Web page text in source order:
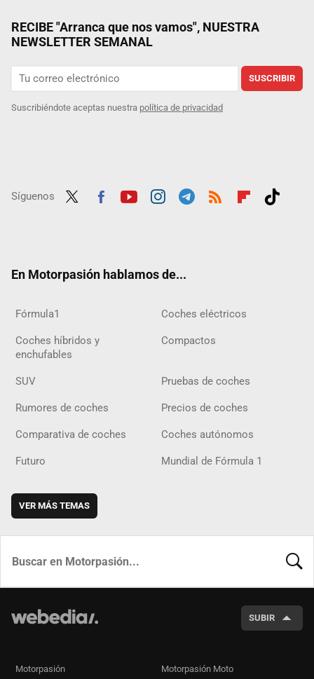
RECIBE "Arranca que nos vamos", NUESTRA
NEWSLETTER SEMANAL
SUSCRIBIR
Suscribiéndote aceptas nuestra política de privacidad
Síguenos
En Motorpasión hablamos de...
Fórmula1 Coches eléctricos
Coches híbridos y
enchufables
Compactos
SUV Pruebas de coches
Rumores de coches Precios de coches
Comparativa de coches Coches autónomos
Futuro Mundial de Fórmula 1
VER MÁS TEMAS
SUBIR
Motorpasión Motorpasión Moto